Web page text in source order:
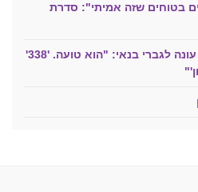
בטוחים שזה אמיתי": סדרת
פתטי? הכותב אילן רוזנפלד עונה לגברי בנאי: "הוא טועה. '338'